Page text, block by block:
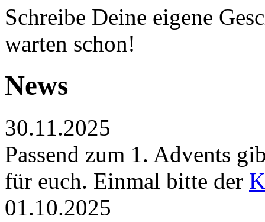
Schreibe Deine eigene
warten schon!
News
30.11.2025
Passend zum 1. Advents
für euch. Einmal bitte der
01.10.2025